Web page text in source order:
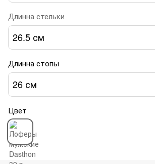
Длинна стельки
26.5 см
Длинна стопы
26 см
Цвет